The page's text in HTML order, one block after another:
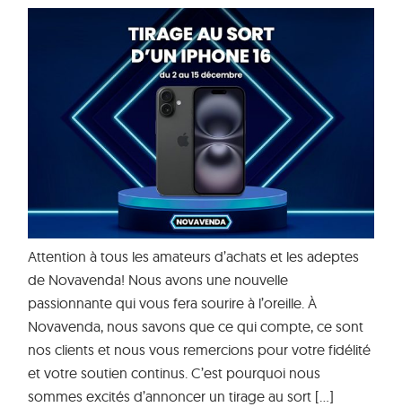
Attention à tous les amateurs d’achats et les adeptes
de Novavenda! Nous avons une nouvelle
passionnante qui vous fera sourire à l’oreille. À
Novavenda, nous savons que ce qui compte, ce sont
nos clients et nous vous remercions pour votre fidélité
et votre soutien continus. C’est pourquoi nous
sommes excités d’annoncer un tirage au sort […]